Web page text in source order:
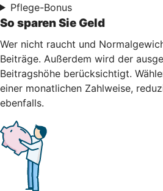
Pflege-Bonus
So sparen Sie Geld
Wer nicht raucht und
Beiträge. Außerdem wird der
Beitragshöhe berücksichtigt.
einer monatlichen Zahlweise,
ebenfalls.